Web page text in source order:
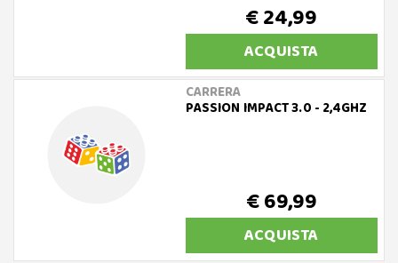
€ 24,99
ACQUISTA
CARRERA
PASSION IMPACT 3.0 - 2,4GHZ
€ 69,99
ACQUISTA